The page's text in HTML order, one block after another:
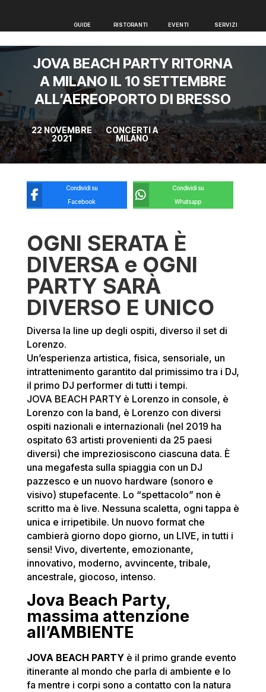
GUIDE RISTORANTI EVENTI SERVIZI
JOVA BEACH PARTY RITORNA
A MILANO IL 10 SETTEMBRE
ALL’AEREOPORTO DI BRESSO
22 NOVEMBRE
2021
CONCERTI A
MILANO
Condividi su
Facebook
Condividi su
Whatsapp
OGNI SERATA È
DIVERSA e OGNI
PARTY SARÀ
DIVERSO E UNICO
Diversa la line up degli ospiti, diverso il set di
Lorenzo.
Un’esperienza artistica, fisica, sensoriale, un
intrattenimento garantito dal primissimo tra i DJ,
il primo DJ performer di tutti i tempi.
JOVA BEACH PARTY è Lorenzo in console, è
Lorenzo con la band, è Lorenzo con diversi
ospiti nazionali e internazionali (nel 2019 ha
ospitato 63 artisti provenienti da 25 paesi
diversi) che impreziosiscono ciascuna data. È
una megafesta sulla spiaggia con un DJ
pazzesco e un nuovo hardware (sonoro e
visivo) stupefacente. Lo “spettacolo” non è
scritto ma è live. Nessuna scaletta, ogni tappa è
unica e irripetibile. Un nuovo format che
cambierà giorno dopo giorno, un LIVE, in tutti i
sensi! Vivo, divertente, emozionante,
innovativo, moderno, avvincente, tribale,
ancestrale, giocoso, intenso.
Jova Beach Party,
massima attenzione
all’AMBIENTE
JOVA BEACH PARTYè il primo grande evento
itinerante al mondo che parla di ambiente e lo
fa mentre i corpi sono a contatto con la natura